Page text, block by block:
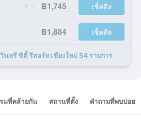
฿1,745 เช็คดีล
฿1,884 เช็คดีล
นทรี ซิตี้ รีสอร์ท เชียงใหม่ 54 รายการ
มที่คล้ายกัน สถานที่ตั้ง คำถามที่พบบ่อย